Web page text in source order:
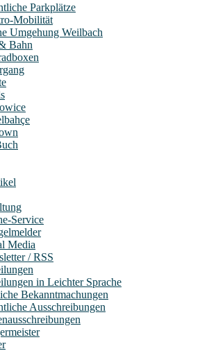
Parkplätze
Mobilität
Umgehung Weilbach
Bahn
Service
Media
/ RSS
in Leichter Sprache
Bekanntmachungen
Ausschreibungen